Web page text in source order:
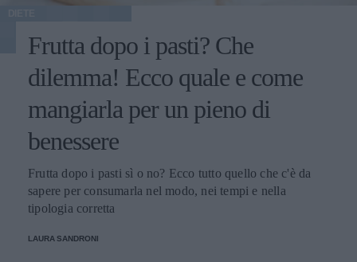
Frutta dopo i pasti? Che
dilemma! Ecco quale e come
mangiarla per un pieno di
benessere
Frutta dopo i pasti sì o no? Ecco tutto quello che c'è da
sapere per consumarla nel modo, nei tempi e nella
tipologia corretta
LAURA SANDRONI